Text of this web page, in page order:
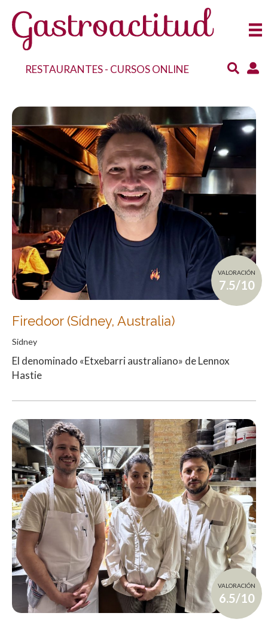
RESTAURANTES- CURSOS ONLINE
VALORACIÓN
7.5/10
Firedoor (Sídney, Australia)
Sidney
El denominado «Etxebarri australiano» de Lennox
Hastie
VALORACIÓN
6.5/10